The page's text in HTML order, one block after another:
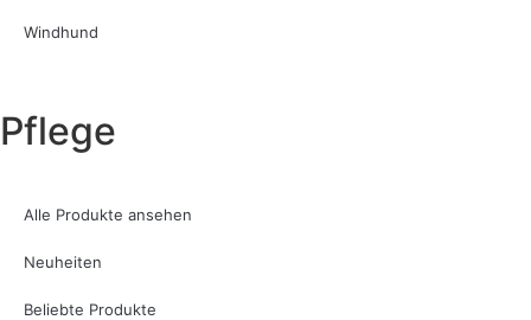
Windhund
Pflege
Alle Produkte ansehen
Neuheiten
Beliebte Produkte